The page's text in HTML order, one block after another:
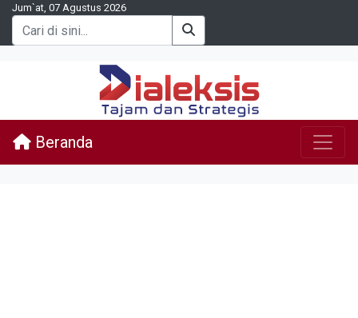
Jum`at, 07 Agustus 2026
Beranda